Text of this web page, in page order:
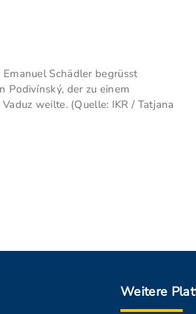
Schädler begrüsst
Podivínský, der zu einem
weilte. (Quelle: IKR / Tatjana
Weitere